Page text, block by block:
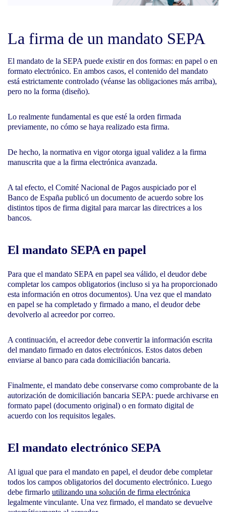
La firma de un mandato SEPA
El mandato de la SEPA puede existir en dos formas: en papel o en
formato electrónico. En ambos casos, el contenido del mandato
está estrictamente controlado (véanse las obligaciones más arriba),
pero no la forma (diseño).
Lo realmente fundamental es que esté la orden firmada
previamente, no cómo se haya realizado esta firma.
De hecho, la normativa en vigor otorga igual validez a la firma
manuscrita que a la firma electrónica avanzada.
A tal efecto, el Comité Nacional de Pagos auspiciado por el
Banco de España publicó un documento de acuerdo sobre los
distintos tipos de firma digital para marcar las directrices a los
bancos.
El mandato SEPA en papel
Para que el mandato SEPA en papel sea válido, el deudor debe
completar los campos obligatorios (incluso si ya ha proporcionado
esta información en otros documentos). Una vez que el mandato
en papel se ha completado y firmado a mano, el deudor debe
devolverlo al acreedor por correo.
A continuación, el acreedor debe convertir la información escrita
del mandato firmado en datos electrónicos. Estos datos deben
enviarse al banco para cada domiciliación bancaria.
Finalmente, el mandato debe conservarse como comprobante de la
autorización de domiciliación bancaria SEPA: puede archivarse en
formato papel (documento original) o en formato digital de
acuerdo con los requisitos legales.
El mandato electrónico SEPA
Al igual que para el mandato en papel, el deudor debe completar
todos los campos obligatorios del documento electrónico. Luego
debe firmarlo utilizando una solución de firma electrónica
legalmente vinculante. Una vez firmado, el mandato se devuelve